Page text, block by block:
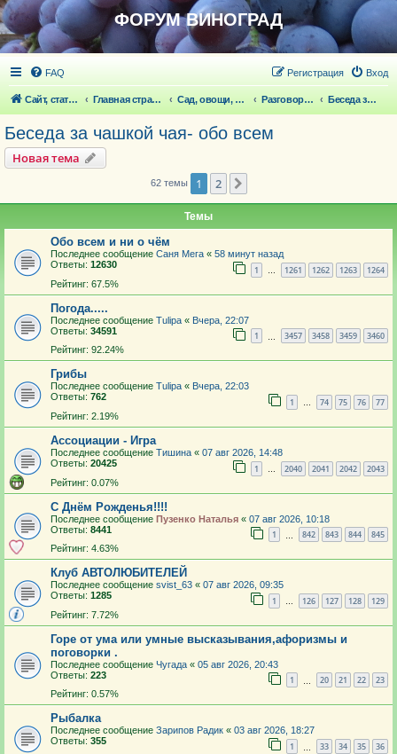
ФОРУМ ВИНОГРАД
FAQ Вход
Регистрация
Сайт, статьи Главная страница Сад, овощи, ягодники, цветы, беседка Разговоры обо всем что волнует Беседа за чашкой чая- обо всем
Беседа за чашкой чая- обо всем
Новая тема
62 темы 1 2
Темы
Обо всем и ни о чём
Последнее сообщение Саня Мега « 58 минут назад
Ответы: 12630 1 … 1261 1262 1263 1264
Рейтинг: 67.5%
Погода.....
Последнее сообщение Tulipa « Вчера, 22:07
Ответы: 34591 1 3457 3458 3459 3460
Рейтинг: 92.24%
Грибы
Последнее сообщение Tulipa « Вчера, 22:03
Ответы: 762 1 … 74 75 76 77
Рейтинг: 2.19%
Ассоциации - Игра
Последнее сообщение Тишина « 07 авг 2026, 14:48
Ответы: 20425 1 … 2040 2041 2042 2043
Рейтинг: 0.07%
С Днём Рожденья!!!!
Последнее сообщение Пузенко Наталья « 07 авг 2026, 10:18
Ответы: 8441 1 842 843 844 845
Рейтинг: 4.63%
Клуб АВТОЛЮБИТЕЛЕЙ
Последнее сообщение svist_63 « 07 авг 2026, 09:35
Ответы: 1285 1 … 126 127 128 129
Рейтинг: 7.72%
Горе от ума или умные высказывания,афоризмы и
поговорки .
Последнее сообщение Чугада « 05 авг 2026, 20:43
Ответы: 223 1 20 21 22 23
Рейтинг: 0.57%
Рыбалка
Последнее сообщение Зарипов Радик « 03 авг 2026, 18:27
Ответы: 355 1 33 34 35 36